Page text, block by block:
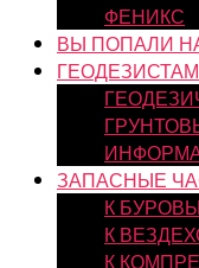
ФЕНИКС
ВЫ ПОПАЛИ
ГЕОДЕЗИСТАМ
ЗАПАСНЫЕ
К
К
К